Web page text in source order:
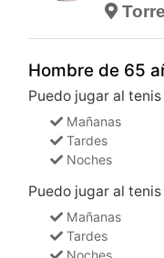
Hombre de 65
Puedo jugar al
Mañanas
Tardes
Noches
Puedo jugar al
Mañanas
Tardes
Noches